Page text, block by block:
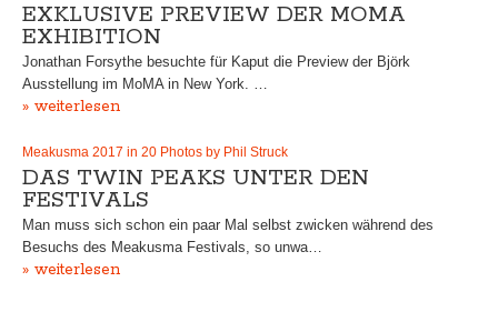
EXKLUSIVE PREVIEW DER MOMA
EXHIBITION
Jonathan Forsythe besuchte für Kaput die Preview der Björk
Ausstellung im MoMA in New York. …
» weiterlesen
Meakusma 2017 in 20 Photos by Phil Struck
DAS TWIN PEAKS UNTER DEN
FESTIVALS
Man muss sich schon ein paar Mal selbst zwicken während des
Besuchs des Meakusma Festivals, so unwa…
» weiterlesen